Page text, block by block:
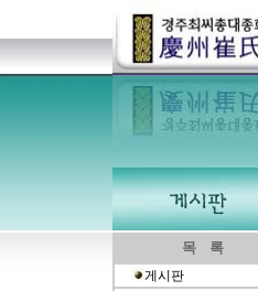
목 록
게시판